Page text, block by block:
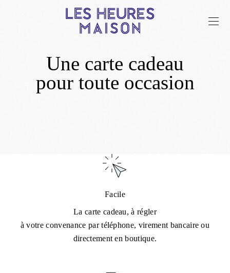
Une carte cadeau
pour toute occasion
Facile
La carte cadeau, à régler
à votre convenance par téléphone, virement bancaire ou
directement en boutique.